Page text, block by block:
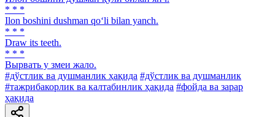
* * *
Ilon boshini dushman qo‘li bilan yanch.
* * *
Draw its teeth.
* * *
Вырвать у змеи жало.
#дўстлик ва душманлик ҳақида #дўстлик ва душманлик
#тажрибакорлик ва калтабинлик ҳақида #фойда ва зарар
ҳақида